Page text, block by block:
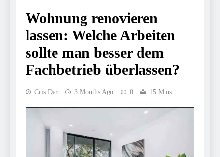
Wohnung renovieren
lassen: Welche Arbeiten
sollte man besser dem
Fachbetrieb überlassen?
Cris Dar 3 Months Ago 0 15 Mins